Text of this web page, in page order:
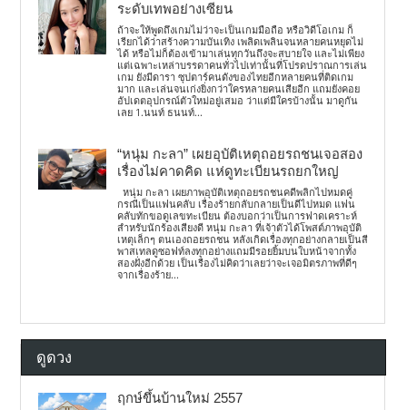
ระดับเทพอย่างเซียน
ถ้าจะให้พูดถึงเกมไม่ว่าจะเป็นเกมมือถือ หรือวิดีโอเกม ก็
เรียกได้ว่าสร้างความบันเทิง เพลิดเพลินจนหลายคนหยุดไม่
ได้ หรือไม่ก็ต้องเข้ามาเล่นทุกวันถึงจะสบายใจ และไม่เพียง
แต่เฉพาะเหล่าบรรดาคนทั่วไปเท่านั้นที่โปรดปราณการเล่น
เกม ยังมีดารา ซุปตาร์คนดังของไทยอีกหลายคนที่ติดเกม
มาก และเล่นจนเก่งยิ่งกว่าใครหลายคนเสียอีก แถมยังคอย
อัปเดตอุปกรณ์ตัวใหม่อยู่เสมอ ว่าแต่มีใครบ้างนั้น มาดูกัน
เลย 1.นนท์ ธนนท์...
“หนุ่ม กะลา” เผยอุบัติเหตุถอยรถชนเจอสอง
เรื่องไม่คาดคิด แห่ดูทะเบียนรถยกใหญ่
หนุ่ม กะลา เผยภาพอุบัติเหตุถอยรถชนคดีพลิกไปหมดคู่
กรณีเป็นแฟนคลับ เรื่องร้ายกลับกลายเป็นดีไปหมด แฟน
คลับทักขอดูเลขทะเบียน ต้องบอกว่าเป็นการฟาดเคราะห์
สำหรับนักร้องเสียงดี หนุ่ม กะลา ที่เจ้าตัวได้โพสต์ภาพอุบัติ
เหตุเล็กๆ ตนเองถอยรถชน หลังเกิดเรื่องทุกอย่างกลายเป็นสี
พาสเทลดูซอฟท์ลงทุกอย่างแถมมีรอยยิ้มบนใบหน้าจากทั้ง
สองฝั่งอีกด้วย เป็นเรื่องไม่คิดว่าเลยว่าจะเจอมิตรภาพที่ดีๆ
จากเรื่องร้าย...
ดูดวง
ฤกษ์ขึ้นบ้านใหม่ 2557